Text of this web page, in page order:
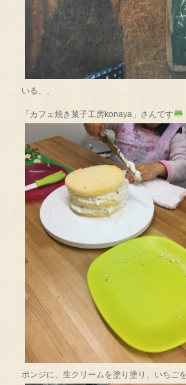
いる、、
「カフェ焼き菓子工房konaya」さんです
ポンジに、生クリームを塗り塗り、いちご